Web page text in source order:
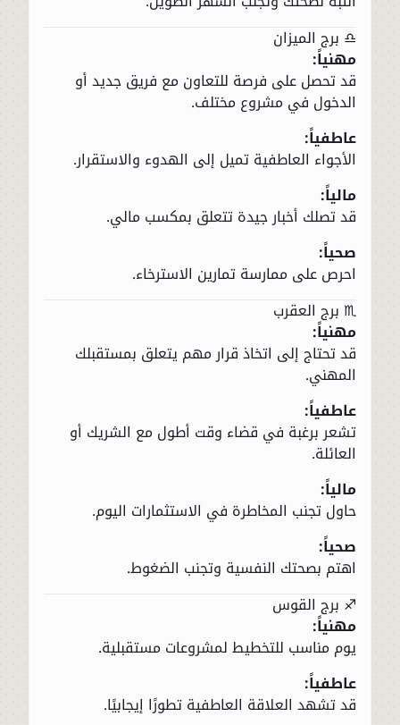
♎ برج الميزان
مهنياً:
قد تحصل على فرصة للتعاون مع فريق جديد أو
الدخول في مشروع مختلف.
عاطفياً:
الأجواء العاطفية تميل إلى الهدوء والاستقرار.
مالياً:
قد تصلك أخبار جيدة تتعلق بمكسب مالي.
صحياً:
احرص على ممارسة تمارين الاسترخاء.
♏ برج العقرب
مهنياً:
قد تحتاج إلى اتخاذ قرار مهم يتعلق بمستقبلك
المهني.
عاطفياً:
تشعر برغبة في قضاء وقت أطول مع الشريك أو
العائلة.
مالياً:
حاول تجنب المخاطرة في الاستثمارات اليوم.
صحياً:
اهتم بصحتك النفسية وتجنب الضغوط.
♐ برج القوس
مهنياً:
يوم مناسب للتخطيط لمشروعات مستقبلية.
عاطفياً:
قد تشهد العلاقة العاطفية تطورًا إيجابيًا.